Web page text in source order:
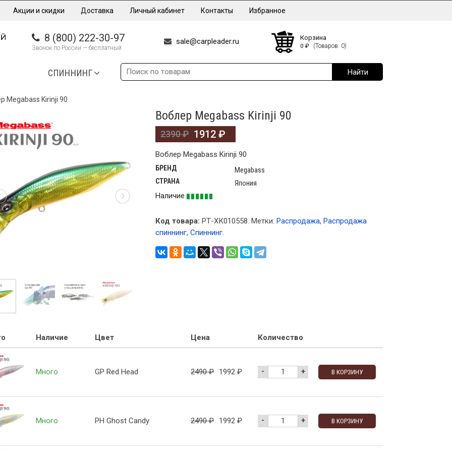
Акции и скидки Доставка Личный кабинет Контакты Избранное
8 (800) 222-30-97
Звонок по России — бесплатный
sale@carpleader.ru Корзина
0 ₽ (Товаров: 0)
СПИННИНГ
Megabass Kirinji 90
Воблер Megabass Kirinji 90
2390₽ 1912 ₽
Воблер Megabass Kirinji 90
БРЕНД Megabass
СТРАНА
Япония
Наличие
Код товара: РТ-ХК010558. Метки: Распродажа, Распродажа
спиннинг, Спиннинг.
Наличие Цвет Цена Количество
Много GP Red Head 2490₽ 1992 ₽ - + В КОРЗИНУ
Много PH Ghost Candy 2490₽ 1992 ₽ - + В КОРЗИНУ